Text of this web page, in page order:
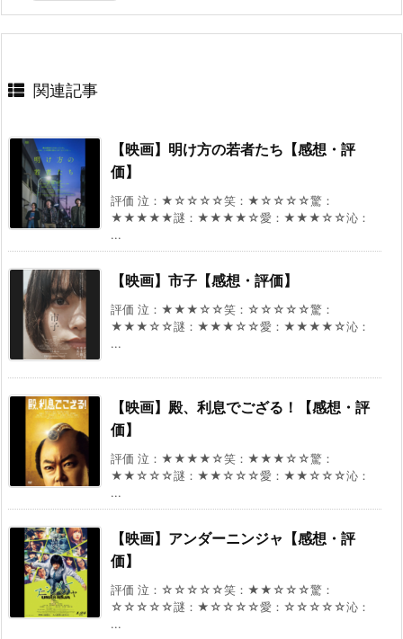
関連記事
【映画】明け方の若者たち【感想・評
価】
評価 泣：★☆☆☆☆笑：★☆☆☆☆驚：
★★★★★謎：★★★★☆愛：★★★☆☆沁：
...
【映画】市子【感想・評価】
評価 泣：★★★☆☆笑：☆☆☆☆☆驚：
★★★☆☆謎：★★★☆☆愛：★★★★☆沁：
...
【映画】殿、利息でござる！【感想・評
価】
評価 泣：★★★★☆笑：★★★☆☆驚：
★★☆☆☆謎：★★☆☆☆愛：★★☆☆☆沁：
...
【映画】アンダーニンジャ【感想・評
価】
評価 泣：☆☆☆☆☆笑：★★☆☆☆驚：
☆☆☆☆☆謎：★☆☆☆☆愛：☆☆☆☆☆沁：
...